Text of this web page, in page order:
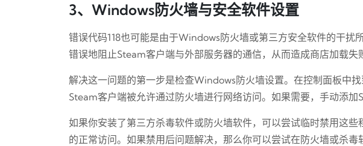
3、Windows防火墙与安全软件设置
错误代码118也可能是由于Windows防火墙或第三方安全软件的干扰
错误地阻止Steam客户端与外部服务器的通信，从而造成商店加载失
解决这一问题的第一步是检查Windows防火墙设置。在控制面板中
Steam客户端被允许通过防火墙进行网络访问。如果需要，手动添加
如果你安装了第三方杀毒软件或防火墙软件，可以尝试临时禁用这
的正常访问。如果禁用后问题解决，那么你可以尝试在防火墙或杀毒